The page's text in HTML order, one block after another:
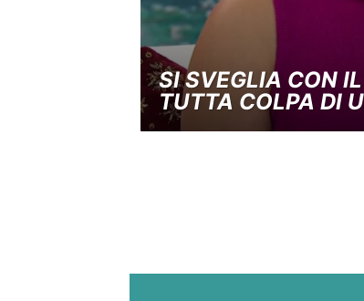
SI SVEGLIA CON
TUTTA COLPA DI